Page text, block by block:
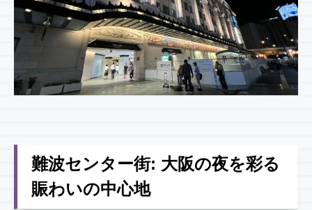
難波センター街: 大阪の夜を彩る
賑わいの中心地